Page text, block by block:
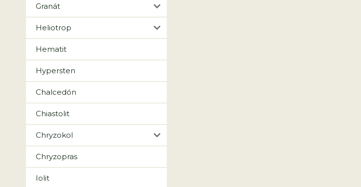
Granát
Heliotrop
Hematit
Hypersten
Chalcedón
Chiastolit
Chryzokol
Chryzopras
Iolit